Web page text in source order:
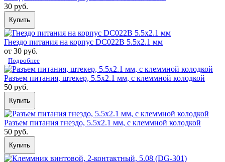
30 руб.
Купить
Гнездо питания на корпус DC022B 5.5x2.1 мм
от 30 руб.
Подробнее
Разъем питания, штекер, 5.5x2.1 мм, с клеммной колодкой
50 руб.
Купить
Разъем питания гнездо, 5.5x2.1 мм, с клеммной колодкой
50 руб.
Купить